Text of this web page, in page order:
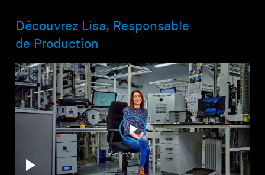
Découvrez Lisa, Responsable
de Production